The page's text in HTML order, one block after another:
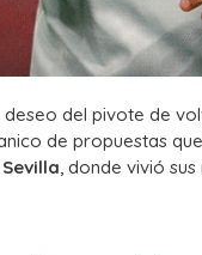
deseo del pivote de
de propuestas
, donde vivió